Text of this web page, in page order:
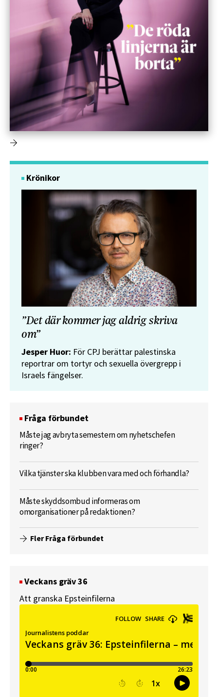
Krönikor
”Det där kommer jag aldrig skriva
om”
Jesper Huor: För CPJ berättar palestinska
reportrar om tortyr och sexuella övergrepp i
Israels fängelser.
Fråga förbundet
Måste jag avbryta semestern om nyhetschefen
ringer?
Vilka tjänster ska klubben vara med och förhandla?
Måste skyddsombud informeras om
omorganisationer på redaktionen?
Fler Fråga förbundet
Veckans gräv 36
Att granska Epsteinfilerna